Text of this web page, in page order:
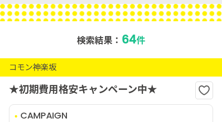
検索結果： 64件
コモン神楽坂
★初期費用格安キャンペーン中★
CAMPAIGN